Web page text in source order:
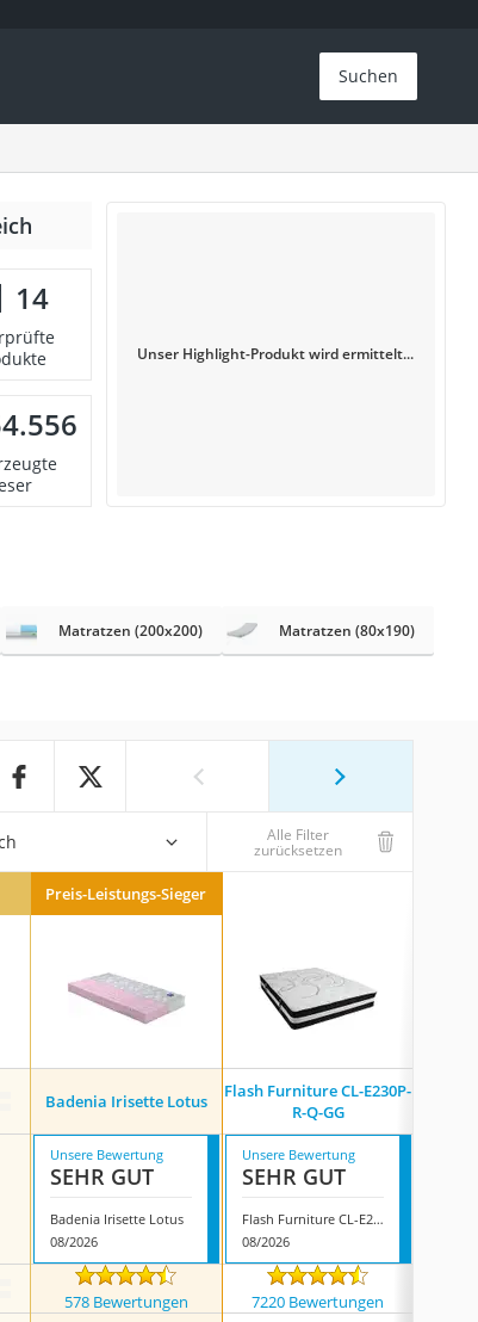
Suchen
14
Unser Highlight-Produkt wird ermittelt...
Matratzen (200x200) Matratzen (80x190)
Alle Filter
zurücksetzen
Preis-Leistungs-Sieger
Badenia Irisette Lotus
Flash Furniture CL-E230P-
R-Q-GG
Unsere Bewertung
SEHR GUT
Badenia Irisette Lotus
08/2026
Unsere Bewertung
SEHR GUT
Flash Furniture CL-E230P-R-Q-GG
08/2026
578 Bewertungen 7220 Bewertungen